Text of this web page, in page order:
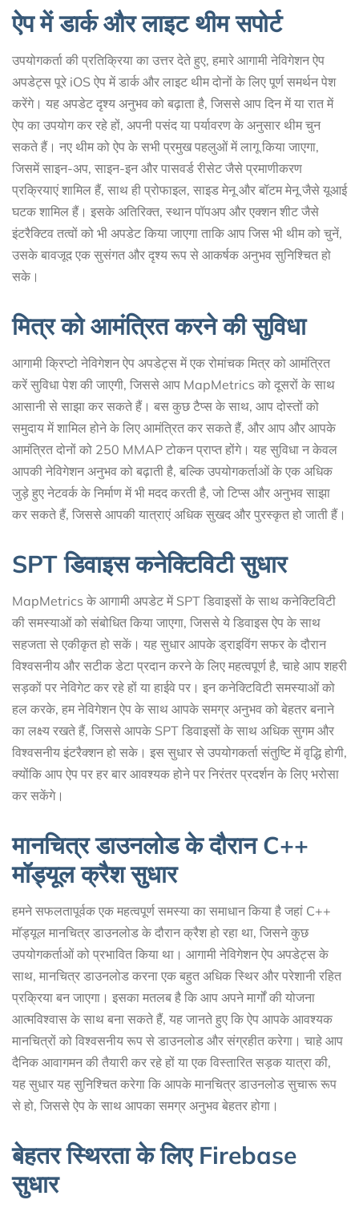
ऐप में डार्क और लाइट थीम सपोर्ट
उपयोगकर्ता की प्रतिक्रिया का उत्तर देते हुए, हमारे आगामी नेविगेशन ऐप
अपडेट्स पूरे iOS ऐप में डार्क और लाइट थीम दोनों के लिए पूर्ण समर्थन पेश
करेंगे। यह अपडेट दृश्य अनुभव को बढ़ाता है, जिससे आप दिन में या रात में
ऐप का उपयोग कर रहे हों, अपनी पसंद या पर्यावरण के अनुसार थीम चुन
सकते हैं। नए थीम को ऐप के सभी प्रमुख पहलुओं में लागू किया जाएगा,
जिसमें साइन-अप, साइन-इन और पासवर्ड रीसेट जैसे प्रमाणीकरण
प्रक्रियाएं शामिल हैं, साथ ही प्रोफाइल, साइड मेनू और बॉटम मेनू जैसे यूआई
घटक शामिल हैं। इसके अतिरिक्त, स्थान पॉपअप और एक्शन शीट जैसे
इंटरैक्टिव तत्वों को भी अपडेट किया जाएगा ताकि आप जिस भी थीम को चुनें,
उसके बावजूद एक सुसंगत और दृश्य रूप से आकर्षक अनुभव सुनिश्चित हो
सके।
मित्र को आमंत्रित करने की सुविधा
आगामी क्रिप्टो नेविगेशन ऐप अपडेट्स में एक रोमांचक मित्र को आमंत्रित
करें सुविधा पेश की जाएगी, जिससे आप MapMetrics को दूसरों के साथ
आसानी से साझा कर सकते हैं। बस कुछ टैप्स के साथ, आप दोस्तों को
समुदाय में शामिल होने के लिए आमंत्रित कर सकते हैं, और आप और आपके
आमंत्रित दोनों को 250 MMAP टोकन प्राप्त होंगे। यह सुविधा न केवल
आपकी नेविगेशन अनुभव को बढ़ाती है, बल्कि उपयोगकर्ताओं के एक अधिक
जुड़े हुए नेटवर्क के निर्माण में भी मदद करती है, जो टिप्स और अनुभव साझा
कर सकते हैं, जिससे आपकी यात्राएं अधिक सुखद और पुरस्कृत हो जाती हैं।
SPT डिवाइस कनेक्टिविटी सुधार
MapMetrics के आगामी अपडेट में SPT डिवाइसों के साथ कनेक्टिविटी
की समस्याओं को संबोधित किया जाएगा, जिससे ये डिवाइस ऐप के साथ
सहजता से एकीकृत हो सकें। यह सुधार आपके ड्राइविंग सफर के दौरान
विश्वसनीय और सटीक डेटा प्रदान करने के लिए महत्वपूर्ण है, चाहे आप शहरी
सड़कों पर नेविगेट कर रहे हों या हाईवे पर। इन कनेक्टिविटी समस्याओं को
हल करके, हम नेविगेशन ऐप के साथ आपके समग्र अनुभव को बेहतर बनाने
का लक्ष्य रखते हैं, जिससे आपके SPT डिवाइसों के साथ अधिक सुगम और
विश्वसनीय इंटरैक्शन हो सके। इस सुधार से उपयोगकर्ता संतुष्टि में वृद्धि होगी,
क्योंकि आप ऐप पर हर बार आवश्यक होने पर निरंतर प्रदर्शन के लिए भरोसा
कर सकेंगे।
मानचित्र डाउनलोड के दौरान C++
मॉड्यूल क्रैश सुधार
हमने सफलतापूर्वक एक महत्वपूर्ण समस्या का समाधान किया है जहां C++
मॉड्यूल मानचित्र डाउनलोड के दौरान क्रैश हो रहा था, जिसने कुछ
उपयोगकर्ताओं को प्रभावित किया था। आगामी नेविगेशन ऐप अपडेट्स के
साथ, मानचित्र डाउनलोड करना एक बहुत अधिक स्थिर और परेशानी रहित
प्रक्रिया बन जाएगा। इसका मतलब है कि आप अपने मार्गों की योजना
आत्मविश्वास के साथ बना सकते हैं, यह जानते हुए कि ऐप आपके आवश्यक
मानचित्रों को विश्वसनीय रूप से डाउनलोड और संग्रहीत करेगा। चाहे आप
दैनिक आवागमन की तैयारी कर रहे हों या एक विस्तारित सड़क यात्रा की,
यह सुधार यह सुनिश्चित करेगा कि आपके मानचित्र डाउनलोड सुचारू रूप
से हो, जिससे ऐप के साथ आपका समग्र अनुभव बेहतर होगा।
बेहतर स्थिरता के लिए Firebase
सुधार